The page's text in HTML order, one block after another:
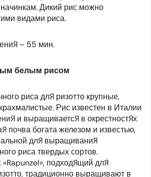
Дикий рис можно
видами риса.
– 55 мин.
белым рисом
риса для ризотто крупные,
Рис известен в Италии
и выращивается в окрестностях
почва богата железом и известью,
для выращивания
риса твердых сортов.
«Rapunzel», подходящий для
традиционно выращивают в